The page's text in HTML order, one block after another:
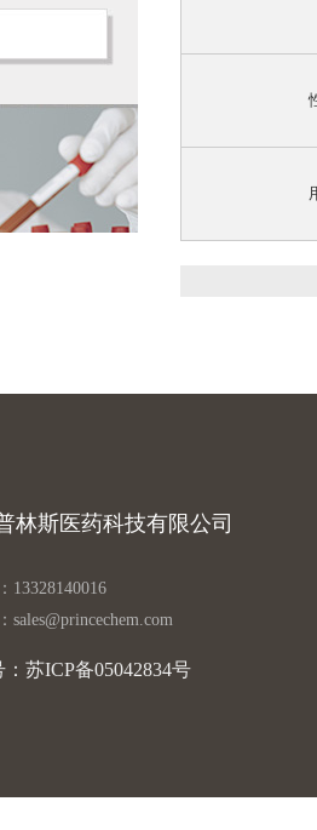
林斯医药科技有限公司
13328140016
sales@princechem.com
苏ICP备05042834号